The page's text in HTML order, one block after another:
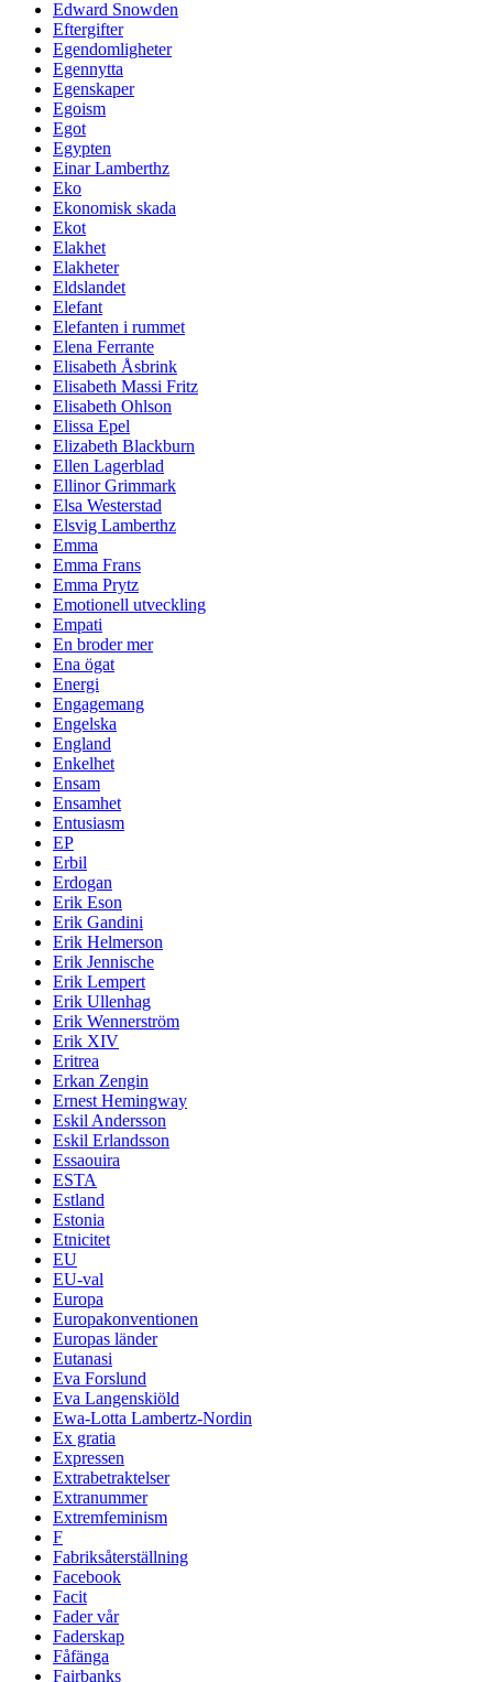
Edward Snowden
Eftergifter
Egendomligheter
Egennytta
Egenskaper
Egoism
Egot
Egypten
Einar Lamberthz
Eko
Ekonomisk skada
Ekot
Elakhet
Elakheter
Eldslandet
Elefant
Elefanten i rummet
Elena Ferrante
Elisabeth Åsbrink
Elisabeth Massi Fritz
Elisabeth Ohlson
Elissa Epel
Elizabeth Blackburn
Ellen Lagerblad
Ellinor Grimmark
Elsa Westerstad
Elsvig Lamberthz
Emma
Emma Frans
Emma Prytz
Emotionell utveckling
Empati
En broder mer
Ena ögat
Energi
Engagemang
Engelska
England
Enkelhet
Ensam
Ensamhet
Entusiasm
EP
Erbil
Erdogan
Erik Eson
Erik Gandini
Erik Helmerson
Erik Jennische
Erik Lempert
Erik Ullenhag
Erik Wennerström
Erik XIV
Eritrea
Erkan Zengin
Ernest Hemingway
Eskil Andersson
Eskil Erlandsson
Essaouira
ESTA
Estland
Estonia
Etnicitet
EU
EU-val
Europa
Europakonventionen
Europas länder
Eutanasi
Eva Forslund
Eva Langenskiöld
Ewa-Lotta Lambertz-Nordin
Ex gratia
Expressen
Extrabetraktelser
Extranummer
Extremfeminism
F
Fabriksåterställning
Facebook
Facit
Fader vår
Faderskap
Fåfänga
Fairbanks